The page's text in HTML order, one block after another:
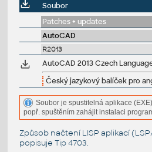
Soubor
Patches + updates
AutoCAD
R2013
Český jazykový balíček pro
Soubor je spustitelná aplikace
popř. spuštěním zahájit instalaci
Způsob načtení LISP aplikací
popisuje Tip 4703.